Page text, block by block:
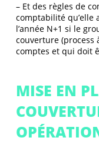
– Et des règles de
comptabilité qu’elle
l’année N+1 si le
couverture (process
comptes et qui doit
MISE EN